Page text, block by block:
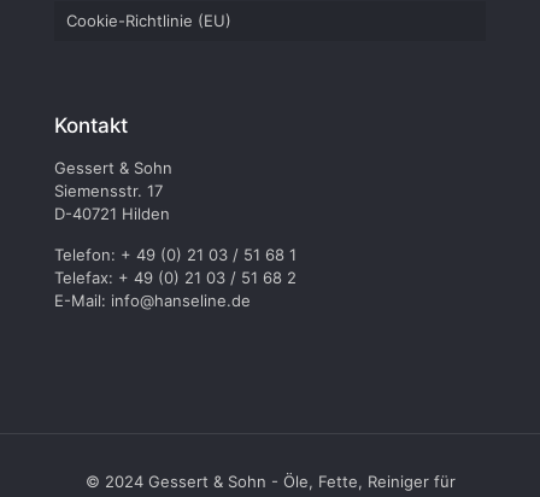
Cookie-Richtlinie (EU)
Kontakt
Gessert & Sohn
Siemensstr. 17
D-40721 Hilden
Telefon: + 49 (0) 21 03 / 51 68 1
Telefax: + 49 (0) 21 03 / 51 68 2
E-Mail: info@hanseline.de
© 2024 Gessert & Sohn - Öle, Fette, Reiniger für